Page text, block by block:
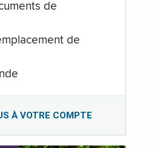
de
de
À VOTRE COMPTE